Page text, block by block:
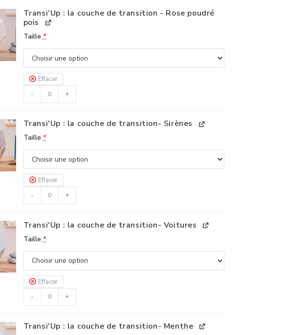
Transi'Up : la couche de transition - Rose poudré
pois
Taille*
Effacer
-
+
Transi'Up : la couche de transition- Sirènes
Taille*
Effacer
-
+
Transi'Up : la couche de transition- Voitures
Taille *
Effacer
-
+
Transi'Up : la couche de transition- Menthe